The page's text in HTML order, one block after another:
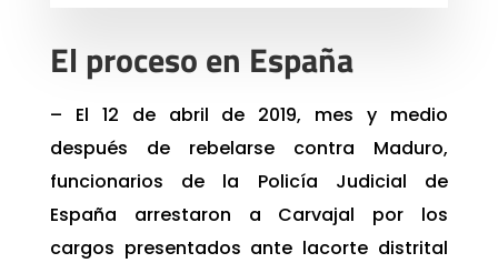
El proceso en España
– El 12 de abril de 2019, mes y medio
después de rebelarse contra Maduro,
funcionarios de la Policía Judicial de
España arrestaron a Carvajal por los
cargos presentados ante lacorte distrital